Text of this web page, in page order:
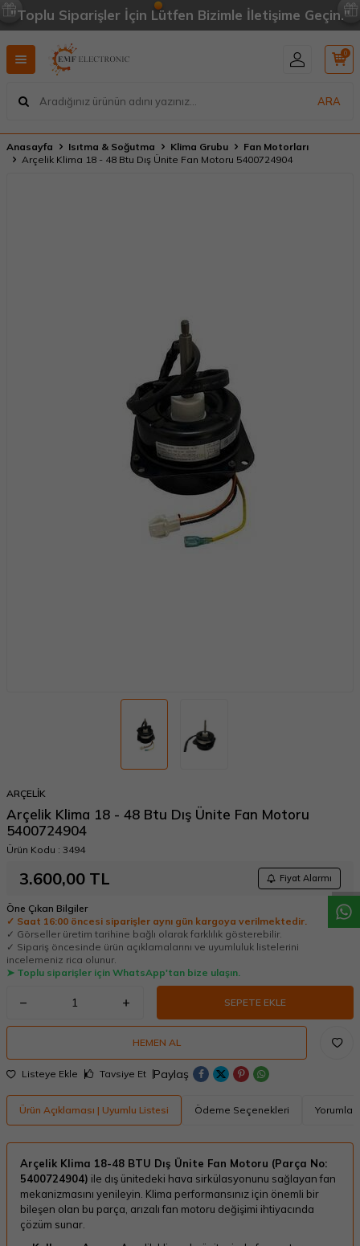
W
h
a
t
a
p
p
D
e
s
t
e
H
a
t
t
"Toplu Siparişler İçin Lütfen Bizimle İletişime Geçin."
ARA
0
Anasayfa Isıtma & Soğutma Klima Grubu
Fan Motorları
Arçelik Klima 18 - 48 Btu Dış Ünite Fan Motoru 5400724904
ARÇELİK
Arçelik Klima 18 - 48 Btu Dış Ünite Fan Motoru
5400724904
Ürün Kodu : 3494
3.600,00 TL Fiyat Alarmı
Öne Çıkan Bilgiler
✓ Saat 16:00 öncesi siparişler aynı gün kargoya verilmektedir.
✓ Görseller üretim tarihine bağlı olarak farklılık gösterebilir.
✓ Sipariş öncesinde ürün açıklamalarını ve uyumluluk listelerini
incelemeniz rica olunur.
➤ Toplu siparişler için WhatsApp'tan bize ulaşın.
SEPETE EKLE
HEMEN AL
Listeye Ekle Tavsiye Et Paylaş
Ürün Açıklaması | Uyumlu Listesi Ödeme Seçenekleri Yorumlar
Arçelik Klima 18-48 BTU Dış Ünite Fan Motoru (Parça No:
5400724904) ile dış ünitedeki hava sirkülasyonunu sağlayan fan
mekanizmasını yenileyin. Klima performansınız için önemli bir
bileşen olan bu parça, arızalı fan motoru değişimi ihtiyacında
çözüm sunar.